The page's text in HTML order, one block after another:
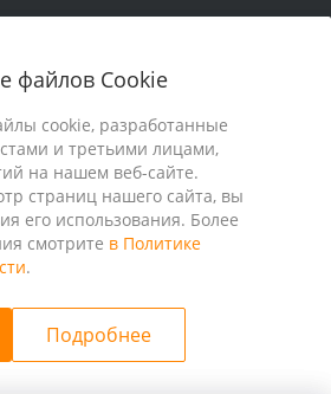
файлов Cookie
cookie, разработанные
и третьими лицами,
на нашем веб-сайте.
страниц нашего сайта, вы
его использования. Более
смотрите в Политике
.
Подробнее